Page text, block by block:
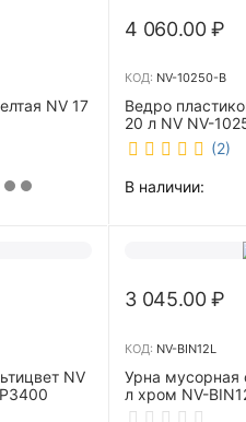
NV 17
4 060.00 ₽
КОД: NV-10250-B
Ведро
20 л NV NV-
(2)
В наличии:
NV
3 045.00 ₽
КОД: NV-BIN12L
Урна мусорная
л хром NV-